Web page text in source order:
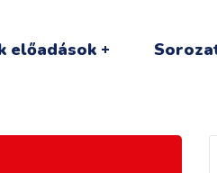
előadások